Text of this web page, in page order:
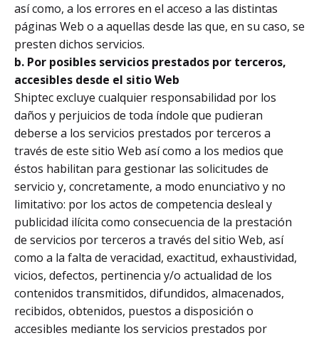
así como, a los errores en el acceso a las distintas
páginas Web o a aquellas desde las que, en su caso, se
presten dichos servicios.
b. Por posibles servicios prestados por terceros,
accesibles desde el sitio Web
Shiptec excluye cualquier responsabilidad por los
daños y perjuicios de toda índole que pudieran
deberse a los servicios prestados por terceros a
través de este sitio Web así como a los medios que
éstos habilitan para gestionar las solicitudes de
servicio y, concretamente, a modo enunciativo y no
limitativo: por los actos de competencia desleal y
publicidad ilícita como consecuencia de la prestación
de servicios por terceros a través del sitio Web, así
como a la falta de veracidad, exactitud, exhaustividad,
vicios, defectos, pertinencia y/o actualidad de los
contenidos transmitidos, difundidos, almacenados,
recibidos, obtenidos, puestos a disposición o
accesibles mediante los servicios prestados por